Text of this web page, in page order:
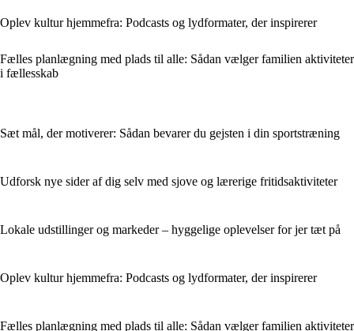
Oplev kultur hjemmefra: Podcasts og lydformater, der inspirerer
Fælles planlægning med plads til alle: Sådan vælger familien aktiviteter
i fællesskab
Sæt mål, der motiverer: Sådan bevarer du gejsten i din sportstræning
Udforsk nye sider af dig selv med sjove og lærerige fritidsaktiviteter
Lokale udstillinger og markeder – hyggelige oplevelser for jer tæt på
Oplev kultur hjemmefra: Podcasts og lydformater, der inspirerer
Fælles planlægning med plads til alle: Sådan vælger familien aktiviteter